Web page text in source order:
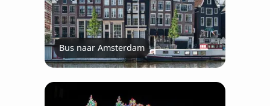
Bus naar Amsterdam